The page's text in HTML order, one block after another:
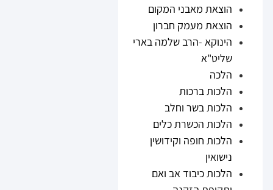
הוצאת מאבני המקום
הוצאת מעמק חברון
הינוקא -הרב שלמה בארי
שליט"א
הלכה
הלכות ברכות
הלכות בשר וחלב
הלכות הכשרת כלים
הלכות חופה וקידושין
נישואין
הלכות כיבוד אב ואם